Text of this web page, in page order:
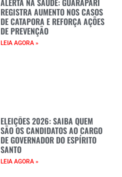
ALERTA NA SAÚDE: GUARAPARI
REGISTRA AUMENTO NOS CASOS
DE CATAPORA E REFORÇA AÇÕES
DE PREVENÇÃO
LEIA AGORA »
ELEIÇÕES 2026: SAIBA QUEM
SÃO OS CANDIDATOS AO CARGO
DE GOVERNADOR DO ESPÍRITO
SANTO
LEIA AGORA »